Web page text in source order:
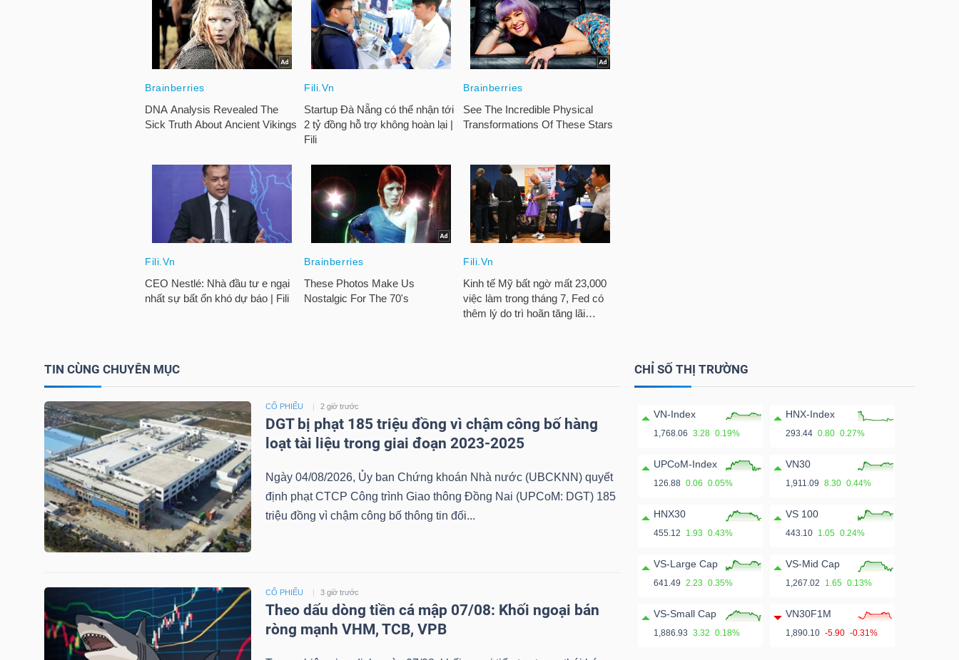
TIN CÙNG CHUYÊN MỤC
CỔ PHIẾU 2 giờ trước
DGT bị phạt 185 triệu đồng vì chậm công bố hàng
loạt tài liệu trong giai đoạn 2023-2025
Ngày 04/08/2026, Ủy ban Chứng khoán Nhà nước (UBCKNN) quyết
định phạt CTCP Công trình Giao thông Đồng Nai (UPCoM: DGT) 185
triệu đồng vì chậm công bố thông tin đối...
CỔ PHIẾU 3 giờ trước
Theo dấu dòng tiền cá mập 07/08: Khối ngoại bán
ròng mạnh VHM, TCB, VPB
CHỈ SỐ THỊ TRƯỜNG
VN-Index
1,768.06 3.28 0.19%
HNX-Index
293.44 0.80 0.27%
UPCoM-Index
126.88 0.06 0.05%
VN30
1,911.09 8.30 0.44%
HNX30
455.12 1.93 0.43%
VS 100
443.10 1.05 0.24%
VS-Large Cap
641.49 2.23 0.35%
VS-Mid Cap
1,267.02 1.65 0.13%
VS-Small Cap
1,886.93 3.32 0.18%
VN30F1M
1,890.10 -5.90 -0.31%
NGHIỆP
PHIẾU
PHÁI
SINH
TRÁI
PHIẾU